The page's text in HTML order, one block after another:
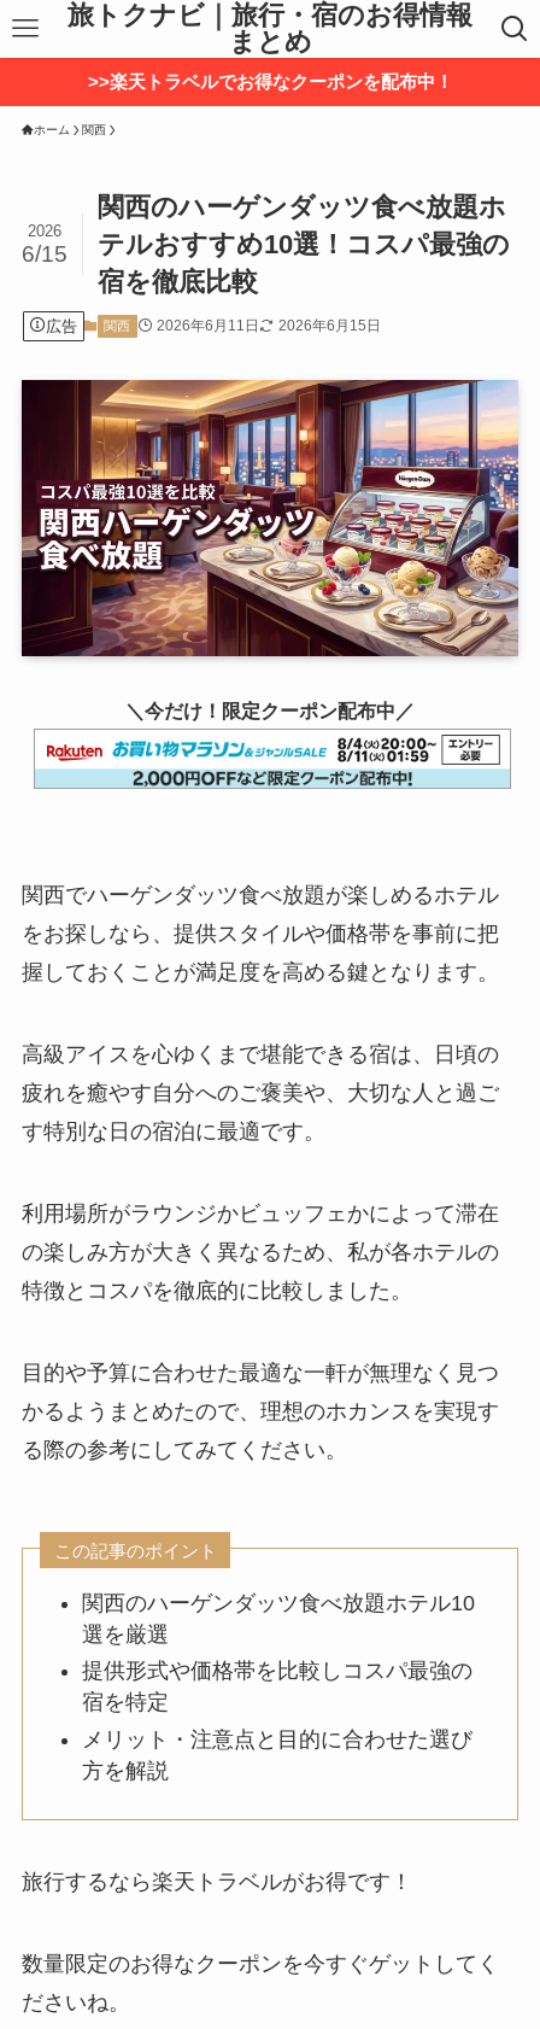
旅トクナビ｜旅行・宿のお得情報
まとめ
>>楽天トラベルでお得なクーポンを配布中！
ホーム 関西
関西のハーゲンダッツ食べ放題ホ
テルおすすめ10選！コスパ最強の
宿を徹底比較
2026
6/15
広告 関西 2026年6月11日 2026年6月15日
＼今だけ！限定クーポン配布中／
関西でハーゲンダッツ食べ放題が楽しめるホテル
をお探しなら、提供スタイルや価格帯を事前に把
握しておくことが満足度を高める鍵となります。
高級アイスを心ゆくまで堪能できる宿は、日頃の
疲れを癒やす自分へのご褒美や、大切な人と過ご
す特別な日の宿泊に最適です。
利用場所がラウンジかビュッフェかによって滞在
の楽しみ方が大きく異なるため、私が各ホテルの
特徴とコスパを徹底的に比較しました。
目的や予算に合わせた最適な一軒が無理なく見つ
かるようまとめたので、理想のホカンスを実現す
る際の参考にしてみてください。
この記事のポイント
関西のハーゲンダッツ食べ放題ホテル10
選を厳選
提供形式や価格帯を比較しコスパ最強の
宿を特定
メリット・注意点と目的に合わせた選び
方を解説
旅行するなら楽天トラベルがお得です！
数量限定のお得なクーポンを今すぐゲットしてく
ださいね。